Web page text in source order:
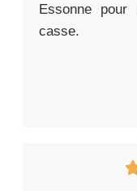
Essonne
casse.